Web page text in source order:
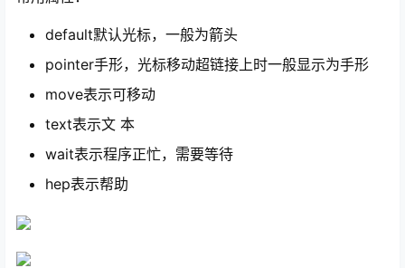
default默认光标，一般为箭头
pointer手形，光标移动超链接上时一般显示为手形
move表示可移动
text表示文 本
wait表示程序正忙，需要等待
hep表示帮助